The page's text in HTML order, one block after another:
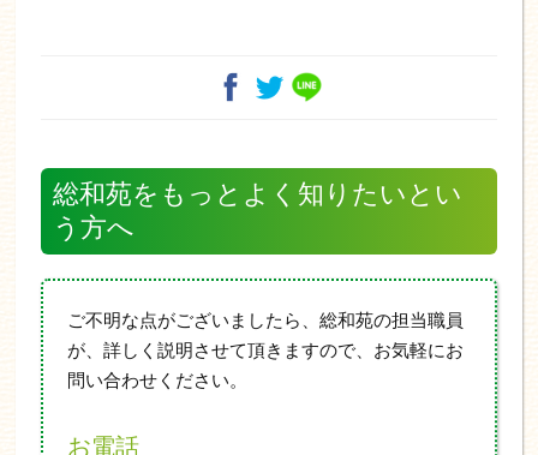
総和苑をもっとよく知りたいとい
う方へ
ご不明な点がございましたら、総和苑の担当職員
が、詳しく説明させて頂きますので、お気軽にお
問い合わせください。
お電話